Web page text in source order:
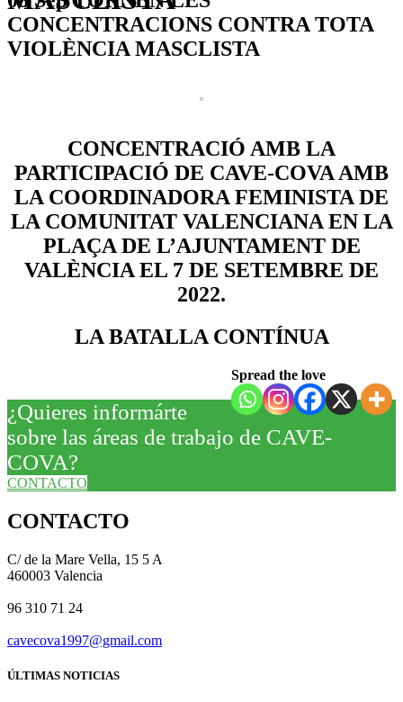
CONCENTRACIONS CONTRA TOTA
VIOLÈNCIA MASCLISTA
CONCENTRACIÓ AMB LA
PARTICIPACIÓ DE CAVE-COVA AMB
LA COORDINADORA FEMINISTA DE
LA COMUNITAT VALENCIANAEN LA
PLAÇA DE L’AJUNTAMENT DE
VALÈNCIA EL 7 DE SETEMBRE DE
2022.
LA BATALLA CONTÍNUA
Spread the love
¿Quieres informárte
sobre las áreas de trabajo de CAVE-
COVA?
CONTACTO
CONTACTO
C/ de la Mare Vella, 15 5 A
460003 Valencia
96 310 71 24
cavecova1997@gmail.com
ÚLTIMAS NOTICIAS